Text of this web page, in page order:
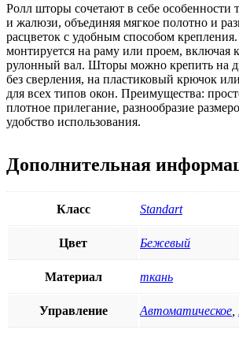
Ролл шторы сочетают в себе
и жалюзи, объединяя мягкое полотно и
расцветок с удобным способом
монтируется на раму или проем, включая
рулонный вал. Шторы можно крепить на
без сверления, на пластиковый крючок
для всех типов окон. Преимущества:
плотное прилегание, разнообразие
удобство использования.
Дополнительная
Класс Standart
Цвет Бежевый
Материал ткань
Управление Автоматическое